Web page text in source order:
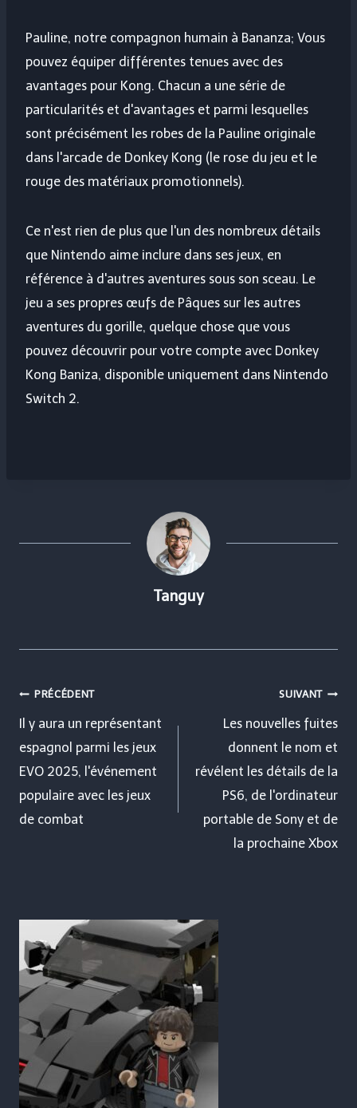
Pauline, notre compagnon humain à Bananza; Vous
pouvez équiper différentes tenues avec des
avantages pour Kong. Chacun a une série de
particularités et d'avantages et parmi lesquelles
sont précisément les robes de la Pauline originale
dans l'arcade de Donkey Kong (le rose du jeu et le
rouge des matériaux promotionnels).
Ce n'est rien de plus que l'un des nombreux détails
que Nintendo aime inclure dans ses jeux, en
référence à d'autres aventures sous son sceau. Le
jeu a ses propres œufs de Pâques sur les autres
aventures du gorille, quelque chose que vous
pouvez découvrir pour votre compte avec Donkey
Kong Baniza, disponible uniquement dans Nintendo
Switch 2.
Tanguy
Navigation
de
l’article
PRÉCÉDENT
Il y aura un représentant
espagnol parmi les jeux
EVO 2025, l'événement
populaire avec les jeux
de combat
SUIVANT
Les nouvelles fuites
donnent le nom et
révélent les détails de la
PS6, de l'ordinateur
portable de Sony et de
la prochaine Xbox